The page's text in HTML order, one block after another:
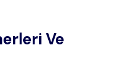
Ve